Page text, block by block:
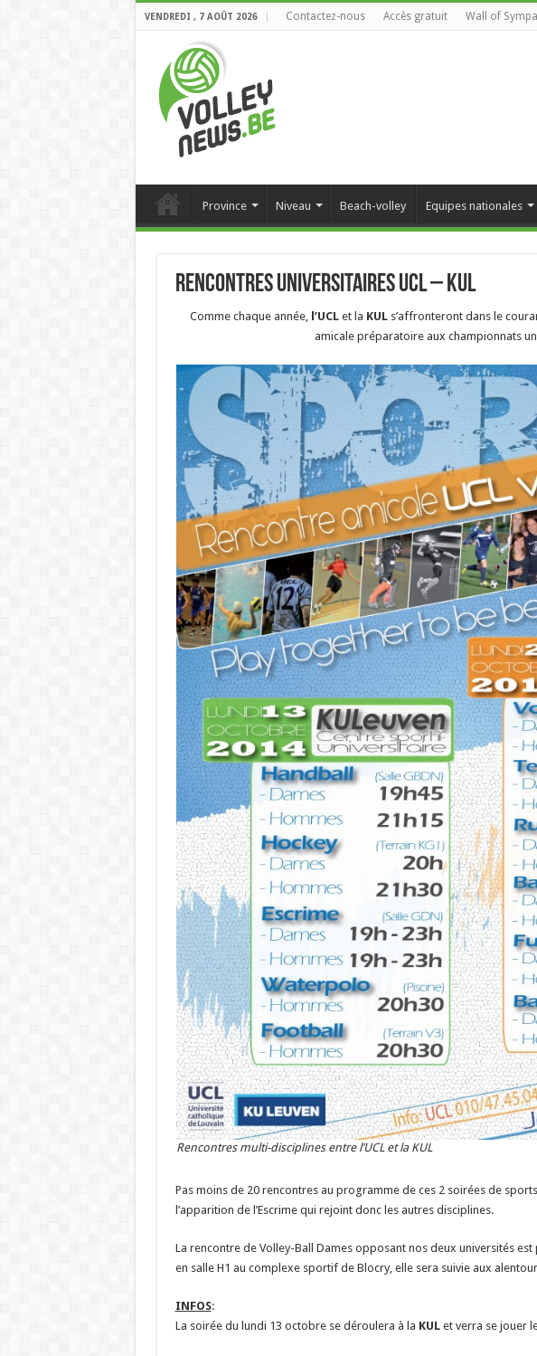
VENDREDI , 7 AOÛT 2026 Contactez-nous Accès gratuit Wall of
Province Niveau Beach-volley Equipes nationales
Rencontres universitaires UCL – KUL
Comme chaque année, l’UCLet la KULs’affronteront dans le
amicale préparatoire aux championnats
Rencontres multi-disciplines entre l’UCL et la KUL
Pas moins de 20 rencontres au programme de ces 2 soirées de
l’apparition de l’Escrime qui rejoint donc les autres disciplines.
La rencontre de Volley-Ball Dames opposant nos deux universités
en salle H1 au complexe sportif de Blocry, elle sera suivie aux
INFOS:
La soirée du lundi 13 octobre se déroulera à la KULet verra se jouer